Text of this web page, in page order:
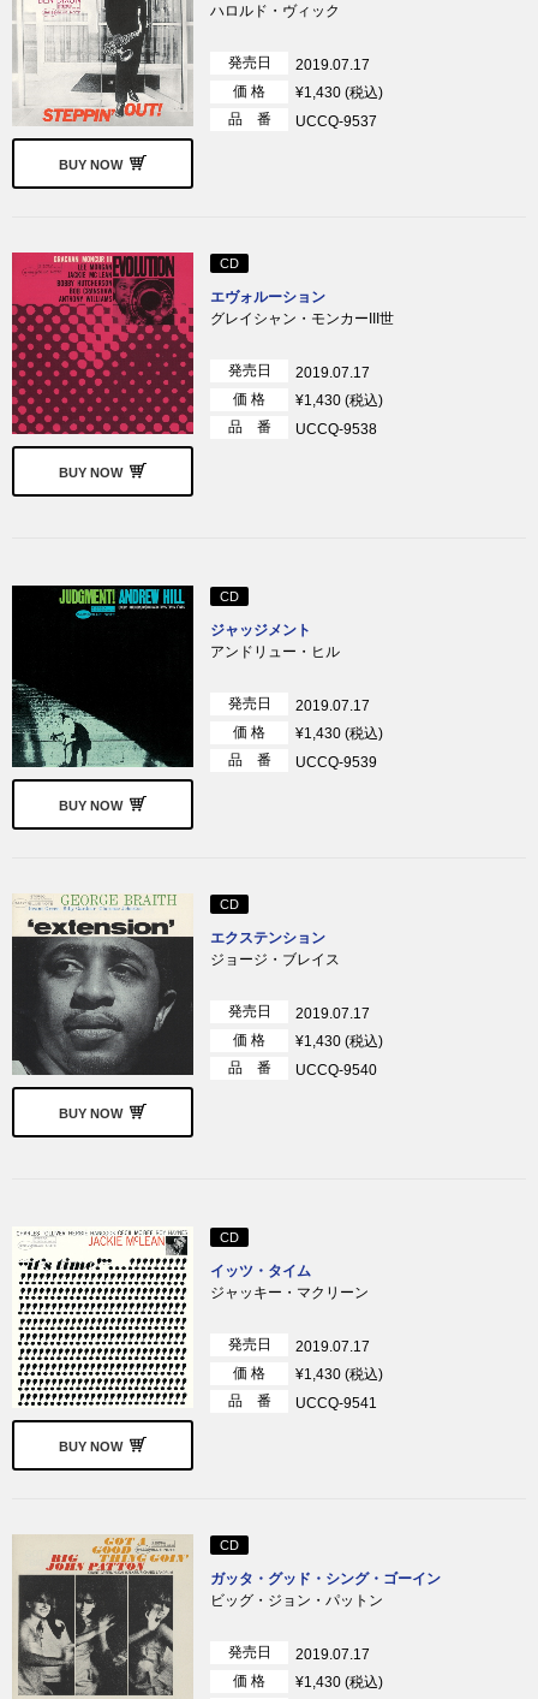
BUY NOW
ハロルド・ヴィック
発売日
2019.07.17
価 格
¥1,430 (税込)
品 番
UCCQ-9537
BUY NOW
CD
エヴォルーション
グレイシャン・モンカーIII世
発売日
2019.07.17
価 格
¥1,430 (税込)
品 番
UCCQ-9538
BUY NOW
CD
ジャッジメント
アンドリュー・ヒル
発売日
2019.07.17
価 格
¥1,430 (税込)
品 番
UCCQ-9539
BUY NOW
CD
エクステンション
ジョージ・ブレイス
発売日
2019.07.17
価 格
¥1,430 (税込)
品 番
UCCQ-9540
BUY NOW
CD
イッツ・タイム
ジャッキー・マクリーン
発売日
2019.07.17
価 格
¥1,430 (税込)
品 番
UCCQ-9541
CD
ガッタ・グッド・シング・ゴーイン
ビッグ・ジョン・パットン
発売日
2019.07.17
価 格
¥1,430 (税込)